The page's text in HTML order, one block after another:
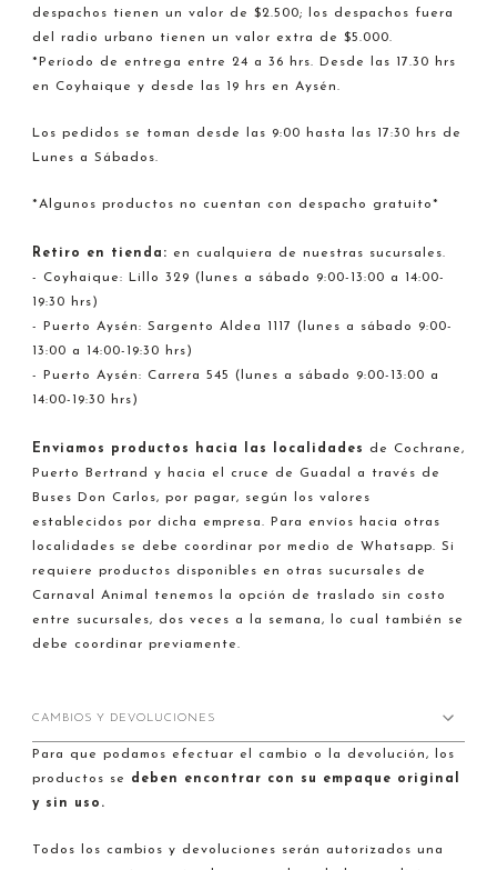
despachos tienen un valor de $2.500; los despachos fuera
del radio urbano tienen un valor extra de $5.000.
*Período de entrega entre 24 a 36 hrs. Desde las 17.30 hrs
en Coyhaique y desde las 19 hrs en Aysén.
Los pedidos se toman desde las 9:00 hasta las 17:30 hrs de
Lunes a Sábados.
*Algunos productos no cuentan con despacho gratuito*
Retiro en tienda: en cualquiera de nuestras sucursales.
- Coyhaique: Lillo 329 (lunes a sábado 9:00-13:00 a 14:00-
19:30 hrs)
- Puerto Aysén: Sargento Aldea 1117 (lunes a sábado 9:00-
13:00 a 14:00-19:30 hrs)
- Puerto Aysén: Carrera 545 (lunes a sábado 9:00-13:00 a
14:00-19:30 hrs)
Enviamos productos hacia las localidades de Cochrane,
Puerto Bertrand y hacia el cruce de Guadal a través de
Buses Don Carlos, por pagar, según los valores
establecidos por dicha empresa. Para envíos hacia otras
localidades se debe coordinar por medio de Whatsapp. Si
requiere productos disponibles en otras sucursales de
Carnaval Animal tenemos la opción de traslado sin costo
entre sucursales, dos veces a la semana, lo cual también se
debe coordinar previamente.
CAMBIOS Y DEVOLUCIONES
Para que podamos efectuar el cambio o la devolución, los
productos se deben encontrar con su empaque original
y sin uso.
Todos los cambios y devoluciones serán autorizados una